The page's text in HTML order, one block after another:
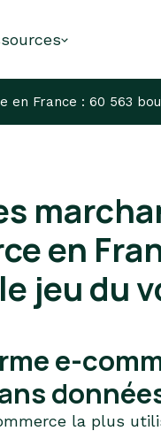
en France : 60 563
en
jeu du
e-
la plus